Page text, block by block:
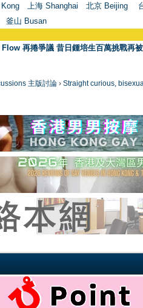
上海 Shanghai 北京 Beijing
釜山 Busan
再捲爭議 昔日鍾培生百萬挑戰再
主版討論 ›Straight curious,